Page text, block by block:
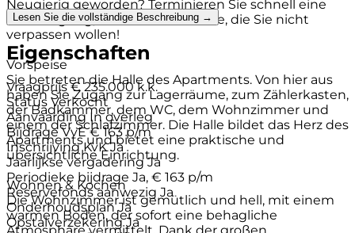
Neugierig geworden? Terminieren Sie schnell eine
Besichtigung, dies ist eine Chance, die Sie nicht
verpassen wollen!
Vorspeise
Sie betreten die Halle des Apartments. Von hier aus
haben Sie Zugang zur Lagerräume, zum Zählerkasten,
der Badkammer, dem WC, dem Wohnzimmer und
einem der Schlafzimmer. Die Halle bildet das Herz des
Apartments und bietet eine praktische und
übersichtliche Einrichtung.
Wohnen & Kochen
Die Wohnzimmer ist gemütlich und hell, mit einem
warmen Boden, der sofort eine behagliche
Atmosphäre vermittelt. Dank der großen
Lesen Sie die vollständige Beschreibung →
Eigenschaften
Vraagprijs € 235.000 k.k.
Status Verkocht
Aanvaarding In overleg
Bijdrage VvE € 163 p/m
Inschrijving KvK Ja
Jaarlijkse vergadering Ja
Periodieke bijdrage Ja, € 163 p/m
Reservefonds aanwezig Ja
Onderhoudsplan Ja
Opstalverzekering Ja